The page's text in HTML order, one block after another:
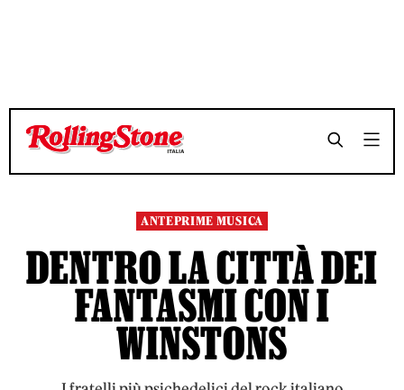
TEMPO DI LETTURA 3 MINUTI SHARE
TEMPO DI LETTURA 3 MINUTI SHARE
ANTEPRIME MUSICA
DENTRO LA CITTÀ DEI
FANTASMI CON I
WINSTONS